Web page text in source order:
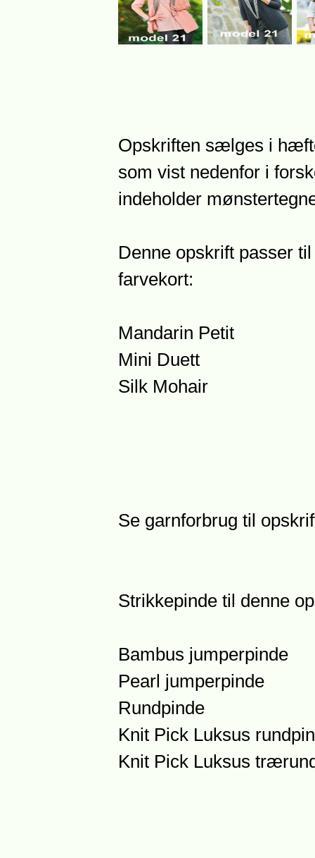
Opskriften sælges i
som vist nedenfor i
indeholder
Denne opskrift passer
farvekort:
Mandarin Petit
Mini Duett
Silk Mohair
Se garnforbrug til
Strikkepinde til denne
Bambus jumperpinde
Pearl jumperpinde
Rundpinde
Knit Pick Luksus
Knit Pick Luksus